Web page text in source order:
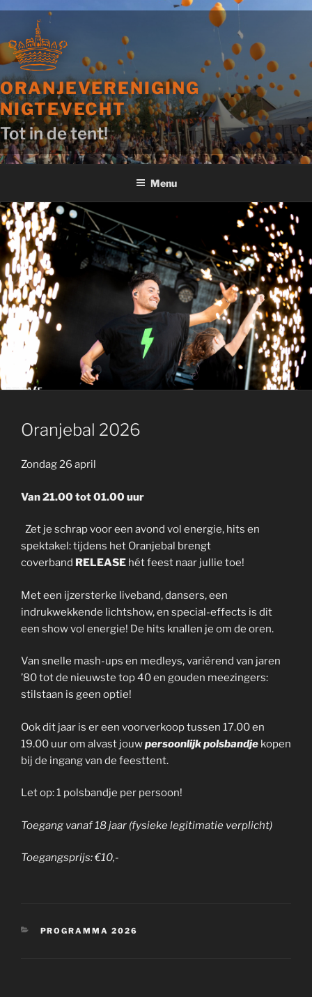
Ga
de
inhoud
ORANJEVERENIGING
NIGTEVECHT
Tot in de tent!
Menu
GEPLAATST
OP
Oranjebal 2026
Zondag 26 april
Van 21.00 tot 01.00 uur
Zet je schrap voor een avond vol energie, hits en
spektakel: tijdens het Oranjebal brengt
coverband RELEASE hét feest naar jullie toe!
Met een ijzersterke liveband, dansers, een
indrukwekkende lichtshow, en special-effects is dit
een show vol energie! De hits knallen je om de oren.
Van snelle mash-ups en medleys, variërend van jaren
’80 tot de nieuwste top 40 en gouden meezingers:
stilstaan is geen optie!
Ook dit jaar is er een voorverkoop tussen 17.00 en
19.00 uur om alvast jouwpersoonlijk polsbandje kopen
bij de ingang van de feesttent.
Let op: 1 polsbandje per persoon!
Toegang vanaf 18 jaar (fysieke legitimatie verplicht)
Toegangsprijs: €10,-
CATEGORIEËN
PROGRAMMA 2026